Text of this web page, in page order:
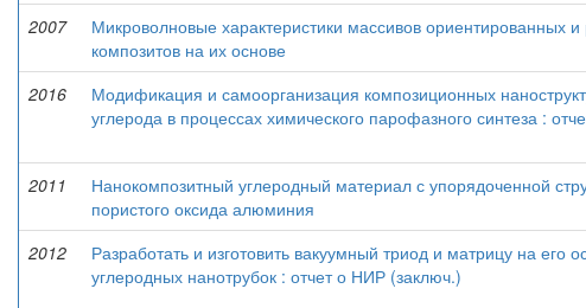
2007
Микроволновые характеристики массивов ориентированных
композитов на их основе
2016
Модификация и самоорганизация композиционных
углерода в процессах химического парофазного синтеза :
2011
Нанокомпозитный углеродный материал с упорядоченной
пористого оксида алюминия
2012
Разработать и изготовить вакуумный триод и матрицу на его
углеродных нанотрубок : отчет о НИР (заключ.)